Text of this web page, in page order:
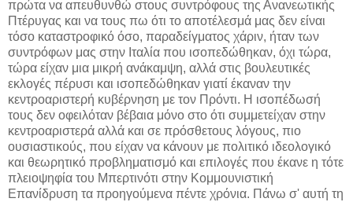
πρώτα να απευθυνθώ στους συντρόφους της Ανανεωτικής
Πτέρυγας και να τους πω ότι το αποτέλεσμά μας δεν είναι
τόσο καταστροφικό όσο, παραδείγματος χάριν, ήταν των
συντρόφων μας στην Ιταλία που ισοπεδώθηκαν, όχι τώρα,
τώρα είχαν μια μικρή ανάκαμψη, αλλά στις βουλευτικές
εκλογές πέρυσι και ισοπεδώθηκαν γιατί έκαναν την
κεντροαριστερή κυβέρνηση με τον Πρόντι. Η ισοπέδωσή
τους δεν οφειλόταν βέβαια μόνο στο ότι συμμετείχαν στην
κεντροαριστερά αλλά και σε πρόσθετους λόγους, πιο
ουσιαστικούς, που είχαν να κάνουν με πολιτικό ιδεολογικό
και θεωρητικό προβληματισμό και επιλογές που έκανε η τότε
πλειοψηφία του Μπερτινότι στην Κομμουνιστική
Επανίδρυση τα προηγούμενα πέντε χρόνια. Πάνω σ' αυτή τη